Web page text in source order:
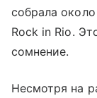
собрала
Rock in Rio.
сомнение.
Несмотря на